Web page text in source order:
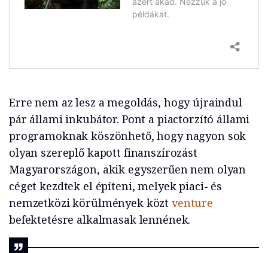
Erre nem az lesz a megoldás, hogy újraindul
pár állami inkubátor. Pont a piactorzító állami
programoknak köszönhető, hogy nagyon sok
olyan szereplő kapott finanszírozást
Magyarországon, akik egyszerűen nem olyan
céget kezdtek el építeni, melyek piaci- és
nemzetközi körülmények közt venture
befektetésre alkalmasak lennének.